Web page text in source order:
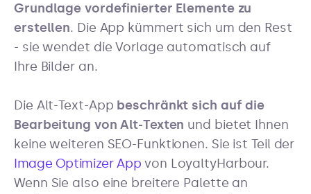
Grundlage vordefinierter Elemente zu
erstellen. Die App kümmert sich um den Rest
- sie wendet die Vorlage automatisch auf
Ihre Bilder an.
Die Alt-Text-App beschränkt sich auf die
Bearbeitung von Alt-Texten und bietet Ihnen
keine weiteren SEO-Funktionen. Sie ist Teil der
Image Optimizer App von LoyaltyHarbour.
Wenn Sie also eine breitere Palette an